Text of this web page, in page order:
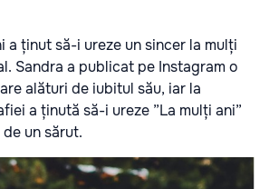
a ținut să-i ureze un sincer la mulți
Sandra a publicat pe Instagram o
alături de iubitul său, iar la
a ținută să-i ureze ”La mulți ani”
un sărut.